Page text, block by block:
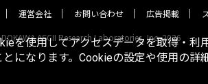
運営会社 お問い合わせ 広告掲載
ASCII Research Laboratories, Inc. 2026
を使用してアクセスデータを取得・利
になります。Cookieの設定や使用の詳